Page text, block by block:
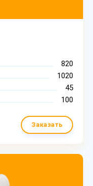
820
1020
45
100
Заказать